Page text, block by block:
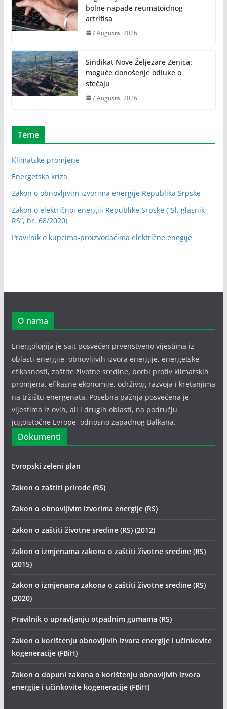
bolne napade reumatoidnog
artritisa
7 Augusta, 2026
Sindikat Nove Željezare Zenica:
moguće donošenje odluke o
stečaju
7 Augusta, 2026
Teme
Klimatske promjene
Energetska kriza
Zakon o obnovljivim izvorima energije Republika Srpske
Zakon o električnoj energiji Republike Srpske (“Sl. glasnik
RS”, br. 68/2020)
Pravilnik o kupcima-proizvođačima električne enegije
O nama
Energologija je sajt posvećen prvenstveno vijestima iz
oblasti energije, obnovljivih izvora energije, energetske
efikasnosti, zaštite životne sredine, borbi protiv klimatskih
promjena, efikasne ekonomije, održivog razvoja i kretanjima
na tržištu energenata. Posebna pažnja posvećena je
vijestima iz ovih, ali i drugih oblasti, na području
jugoistočne Evrope, odnosno zapadnog Balkana.
Dokumenti
Evropski zeleni plan
Zakon o zaštiti prirode (RS)
Zakon o obnovljivim izvorima energije (RS)
Zakon o zaštiti životne sredine (RS) (2012)
Zakon o izmjenama zakona o zaštiti životne sredine (RS)
(2015)
Zakon o izmjenama zakona o zaštiti životne sredine (RS)
(2020)
Pravilnik o upravljanju otpadnim gumama (RS)
Zakon o korištenju obnovljivih izvora energije i učinkovite
kogeneracije (FBiH)
Zakon o dopuni zakona o korištenju obnovljivih izvora
energije i učinkovite kogeneracije (FBiH)